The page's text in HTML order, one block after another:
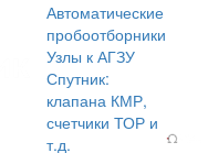
Автоматические
пробоотборники
Узлы к АГЗУ
Спутник:
клапана КМР,
счетчики ТОР и
т.д.